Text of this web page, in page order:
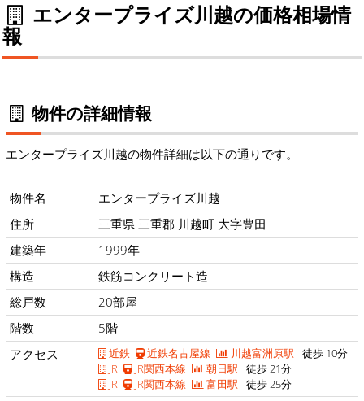
エンタープライズ川越の価格相場情
報
物件の詳細情報
エンタープライズ川越の物件詳細は以下の通りです。
物件名
エンタープライズ川越
住所
三重県 三重郡 川越町 大字豊田
建築年
1999年
構造
鉄筋コンクリート造
総戸数
20部屋
階数
5階
アクセス
近鉄 近鉄名古屋線 川越富洲原駅 徒歩 10分
JR
JR関西本線 朝日駅 徒歩 21分
JR
JR関西本線 富田駅 徒歩 25分